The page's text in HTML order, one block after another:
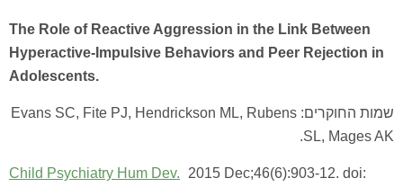
The Role of Reactive Aggression in the Link Between
Hyperactive-Impulsive Behaviors and Peer Rejection in
Adolescents.
שמות החוקרים: Evans SC, Fite PJ, Hendrickson ML, Rubens
SL, Mages AK.
Child Psychiatry Hum Dev.
2015 Dec;46(6):903-12. doi: